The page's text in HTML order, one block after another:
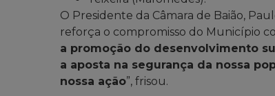
O Presidente da Câmara de Baião,
reforça o compromisso do Município
a promoção do desenvolvimento
a aposta na segurança da nossa
nossa ação”, frisou.